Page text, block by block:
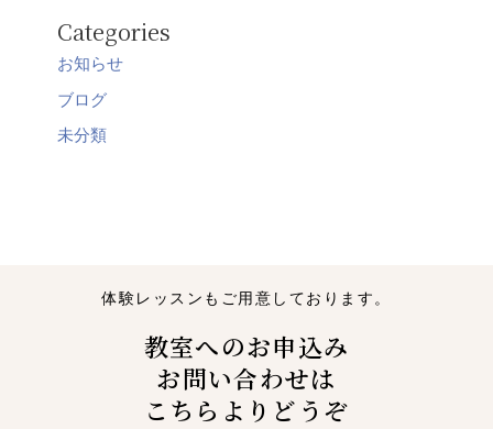
Categories
お知らせ
ブログ
未分類
体験レッスンもご用意しております。
教室へのお申込み
お問い合わせは
こちらよりどうぞ